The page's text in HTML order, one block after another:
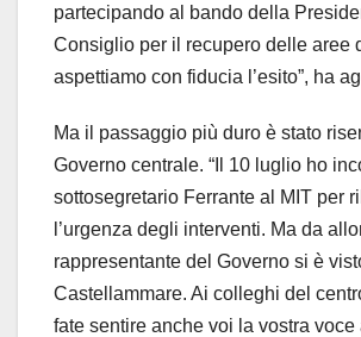
partecipando al bando della
Consiglio per il recupero delle aree
aspettiamo con fiducia l’esito”, ha
Ma il passaggio più duro è stato
Governo centrale. “Il 10 luglio ho
sottosegretario Ferrante al MIT per
l’urgenza degli interventi. Ma da
rappresentante del Governo si è
Castellammare. Ai colleghi del
fate sentire anche voi la vostra voce